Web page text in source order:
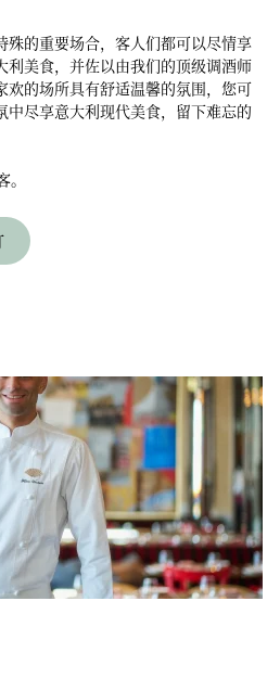
殊的重要场合，客人们都可以尽情享
利美食，并佐以由我们的顶级调酒师
欢的场所具有舒适温馨的氛围，您可
中尽享意大利现代美食，留下难忘的